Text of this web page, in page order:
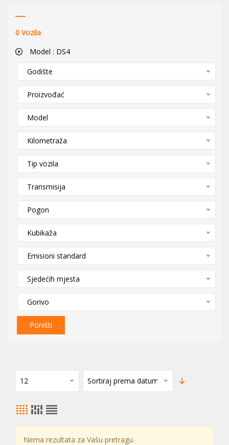
0 Vozila
Model : DS4
Godište
Proizvođać
Model
Kilometraža
Tip vozila
Transmisija
Pogon
Kubikaža
Emisioni standard
Sjedećih mjesta
Gorivo
Poništi
12 Sortiraj prema datumu
Nema rezultata za Vašu pretragu.